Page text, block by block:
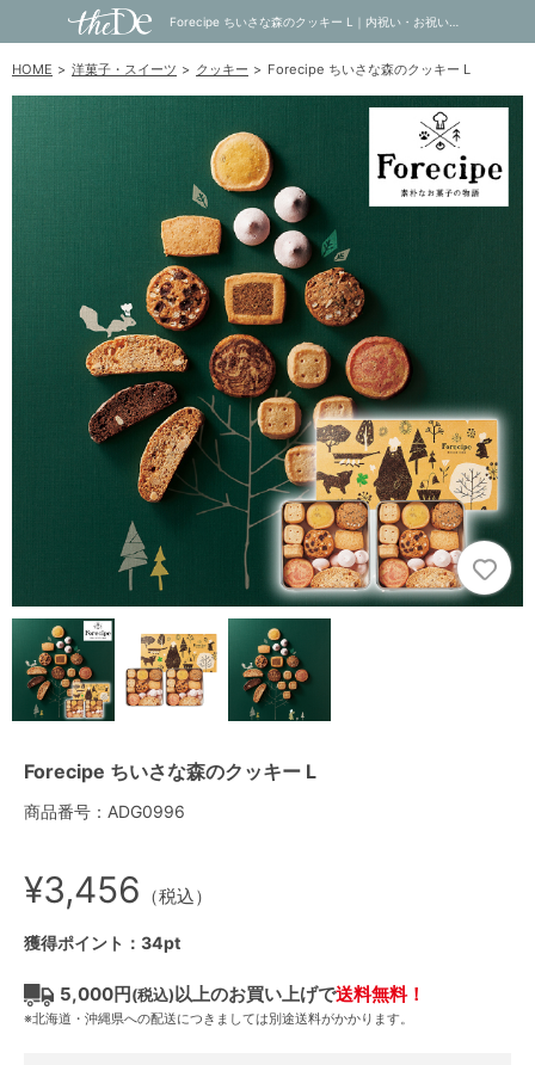
HOME 洋菓子・スイーツ クッキー Forecipe ちいさな森のクッキー L
Forecipe ちいさな森のクッキー L
商品番号：ADG0996
¥3,456 （税込）
獲得ポイント：34pt
5,000円(税込)以上のお買い上げで送料無料！
※北海道・沖縄県への配送につきましては別途送料がかかります。